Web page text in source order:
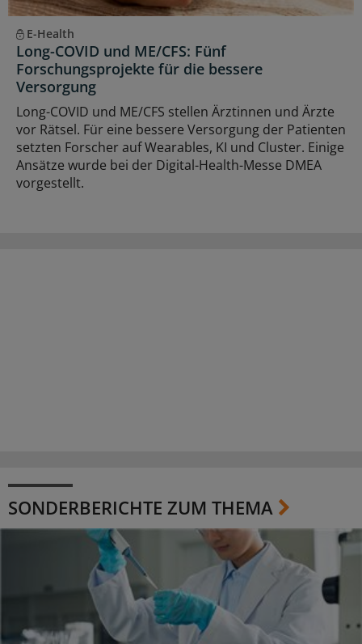
E-Health
Long-COVID und ME/CFS: Fünf
Forschungsprojekte für die bessere
Versorgung
Long-COVID und ME/CFS stellen Ärztinnen und Ärzte
vor Rätsel. Für eine bessere Versorgung der Patienten
setzten Forscher auf Wearables, KI und Cluster. Einige
Ansätze wurde bei der Digital-Health-Messe DMEA
vorgestellt.
SONDERBERICHTE ZUM THEMA